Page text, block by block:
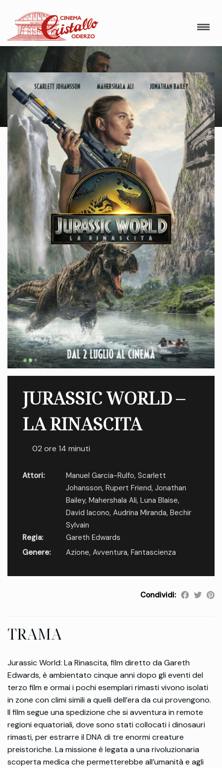
JURASSIC WORLD –
LA RINASCITA
02 ore 14 minuti
Attori: Manuel Garcia-Rulfo, Scarlett
Johansson, Rupert Friend, Jonathan
Bailey, Mahershala Ali, Luna Blaise,
David Iacono, Audrina Miranda, Bechir
Sylvain
Regia:
Gareth Edwards
Genere:
Azione, Avventura, Fantascienza
Condividi:
TRAMA
Jurassic World: La Rinascita, film diretto da Gareth
Edwards, è ambientato cinque anni dopo gli eventi del
terzo film e ormai i pochi esemplari rimasti vivono isolati
in zone con climi simili a quelli dell’era da cui provengono.
Il film segue una spedizione che si avventura in remote
regioni equatoriali, dove sono stati collocati i dinosauri
rimasti, per estrarre il DNA di tre enormi creature
preistoriche. La missione è legata a una rivoluzionaria
scoperta medica che permetterebbe all’umanità e agli